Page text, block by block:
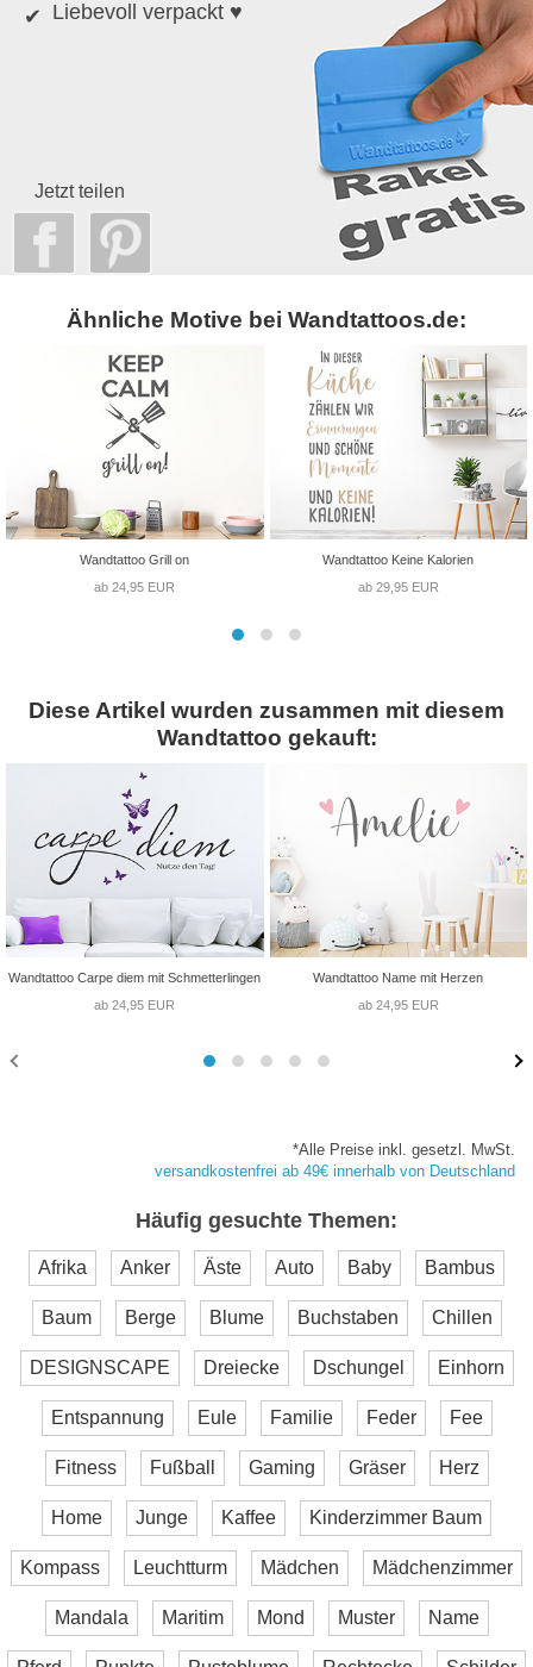
Liebevoll verpackt ♥
Jetzt teilen
Ähnliche Motive bei Wandtattoos.de:
Wandtattoo Grill on
ab 24,95 EUR
Wandtattoo Keine Kalorien
ab 29,95 EUR
Diese Artikel wurden zusammen mit diesem
Wandtattoo gekauft:
Wandtattoo Carpe diem mit Schmetterlingen
ab 24,95 EUR
Wandtattoo Name mit Herzen
ab 24,95 EUR
*Alle Preise inkl. gesetzl. MwSt.
versandkostenfrei ab 49€ innerhalb von Deutschland
Häufig gesuchte Themen:
Afrika Anker Äste Auto Baby Bambus
Baum Berge Blume Buchstaben Chillen
DESIGNSCAPE Dreiecke Dschungel Einhorn
Entspannung Eule Familie Feder Fee
Fitness Fußball Gaming Gräser Herz
Home Junge Kaffee Kinderzimmer Baum
Kompass Leuchtturm Mädchen Mädchenzimmer
Mandala Maritim Mond Muster Name